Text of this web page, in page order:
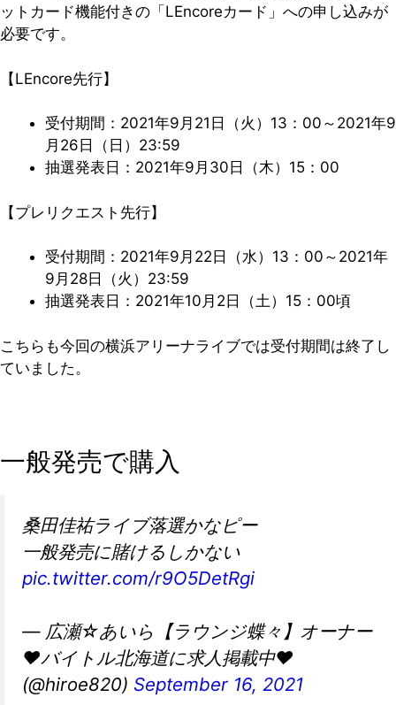
ットカード機能付きの「LEncoreカード」への申し込みが
必要です。
【LEncore先行】
受付期間：2021年9月21日（火）13：00～2021年9
月26日（日）23:59
抽選発表日：2021年9月30日（木）15：00
【プレリクエスト先行】
受付期間：2021年9月22日（水）13：00～2021年
9月28日（火）23:59
抽選発表日：2021年10月2日（土）15：00頃
こちらも今回の横浜アリーナライブでは受付期間は終了し
ていました。
一般発売で購入
桑田佳祐ライブ落選かなピー
一般発売に賭けるしかない
pic.twitter.com/r9O5DetRgi
— 広瀬☆あいら【ラウンジ蝶々】オーナー
❤️バイトル北海道に求人掲載中❤️
(@hiroe820) September 16, 2021